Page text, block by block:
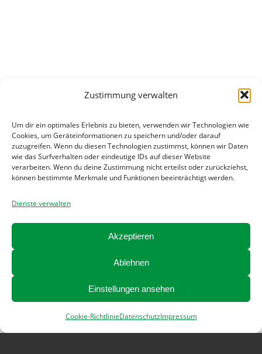
Zustimmung verwalten
Um dir ein optimales Erlebnis zu bieten, verwenden wir Technologien wie
Cookies, um Geräteinformationen zu speichern und/oder darauf
zuzugreifen. Wenn du diesen Technologien zustimmst, können wir Daten
wie das Surfverhalten oder eindeutige IDs auf dieser Website
verarbeiten. Wenn du deine Zustimmung nicht erteilst oder zurückziehst,
können bestimmte Merkmale und Funktionen beeinträchtigt werden.
Dienste verwalten
Akzeptieren
Ablehnen
Einstellungen ansehen
Cookie-RichtlinieDatenschutzImpressum